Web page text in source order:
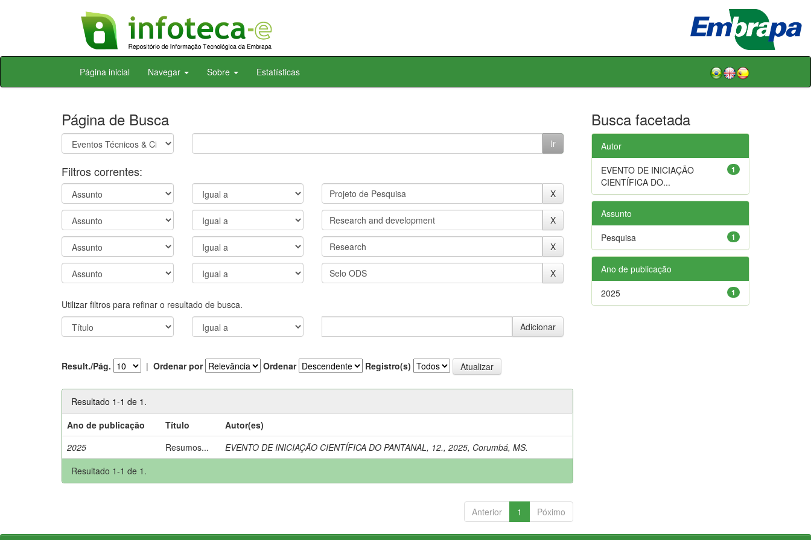
Skip
Página inicial Navegar Sobre Estatísticas
Página de Busca
Filtros correntes:
Utilizar filtros para refinar o resultado de busca.
Result./Pág. | Ordenar por Ordenar Registro(s)
Resultado 1-1 de 1.
Ano de publicação
Título
Autor(es)
2025
Resumos...
EVENTO DE INICIAÇÃO CIENTÍFICA DO PANTANAL, 12., 2025, Corumbá, MS.
Resultado 1-1 de 1.
Anterior 1 Póximo
Busca facetada
Autor
1
EVENTO DE INICIAÇÃO
CIENTÍFICA DO...
Assunto
1
Pesquisa
Ano de publicação
1
2025